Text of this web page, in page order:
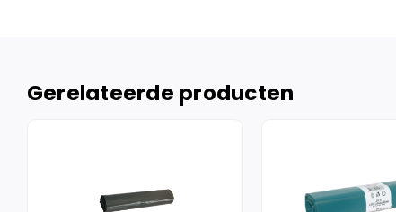
Gerelateerde producten